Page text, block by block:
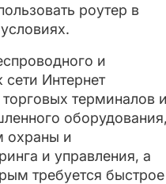
роутер в
и
Интернет
терминалов
охраны и
и управления, а
требуется быстрое